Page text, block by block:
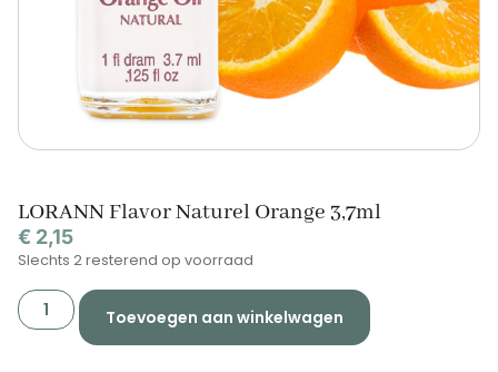
LORANN Flavor Naturel Orange 3,7ml
€ 2,15
Slechts 2 resterend op voorraad
Toevoegen aan winkelwagen